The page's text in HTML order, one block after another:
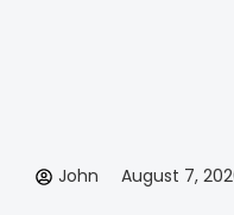
John August 7,